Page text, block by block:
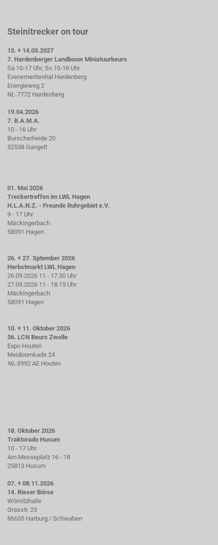
Steinitrecker on tour
13. + 14.03.2027
7. Hardenberger Landbouw Miniatuurbeurs
Sa 10-17 Uhr, So 10-16 Uhr
Evenementenhal Hardenberg
Energieweg 2
NL-7772 Hardenberg
19.04.2026
7. B.A.M.A.
10 - 16 Uhr
Burscherheide 20
52538 Gangelt
01. Mai 2026
Treckertreffen im LWL Hagen
H.L.A.N.Z. - Freunde Ruhrgebiet e.V.
9 - 17 Uhr
Mäckingerbach
58091 Hagen
26. + 27. Sptember 2026
Herbstmarkt LWL Hagen
26.09.2026 11 - 17.30 Uhr
27.09.2026 11 - 18.15 Uhr
Mäckingerbach
58091 Hagen
10. + 11. Oktober 2026
36. LCN Beurs Zwolle
Expo Houten
Meidoornkade 24
NL-3992 AE Houten
18. Oktober 2026
Traktorado Husum
10 - 17 Uhr
Am Messeplatz 16 - 18
25813 Husum
07. + 08.11.2026
14. Rieser Börse
Wörnitzhalle
Grasstr. 23
86655 Harburg / Schwaben